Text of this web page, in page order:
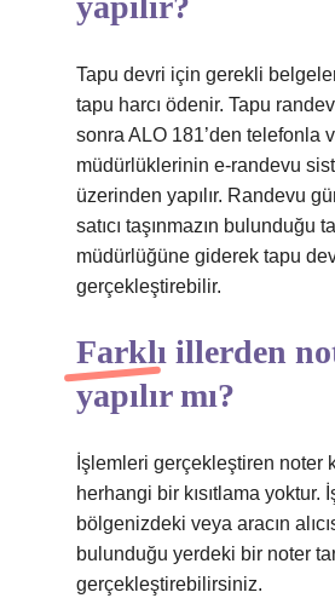
Tapu devri için gerekli
tapu harcı ödenir. Tapu
sonra ALO 181’den telefonla
müdürlüklerinin e-randevu
üzerinden yapılır. Randevu
satıcı taşınmazın bulunduğu
müdürlüğüne giderek tapu
gerçekleştirebilir.
Farklı illerden
yapılır mı?
İşlemleri gerçekleştiren noter
herhangi bir kısıtlama yoktur.
bölgenizdeki veya aracın
bulunduğu yerdeki bir noter
gerçekleştirebilirsiniz.